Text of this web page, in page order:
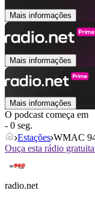
Mais informações
Mais informações
Mais informações
O podcast começa em
- 0 seg.
Estações WMAC
Ouça esta rádio
radio.net